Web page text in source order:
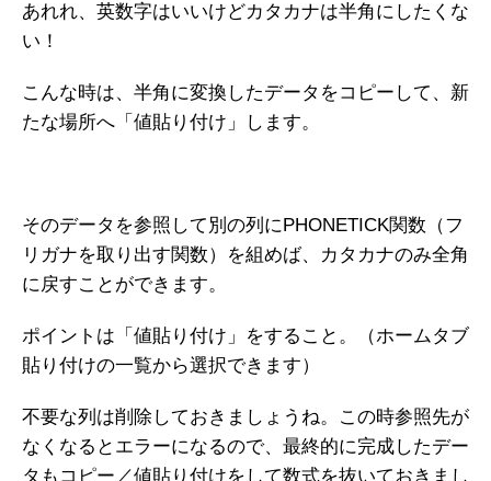
あれれ、英数字はいいけどカタカナは半角にしたくな
い！
こんな時は、半角に変換したデータをコピーして、新
たな場所へ「値貼り付け」します。
そのデータを参照して別の列にPHONETICK関数（フ
リガナを取り出す関数）を組めば、カタカナのみ全角
に戻すことができます。
ポイントは「値貼り付け」をすること。（ホームタブ
貼り付けの一覧から選択できます）
不要な列は削除しておきましょうね。この時参照先が
なくなるとエラーになるので、最終的に完成したデー
タもコピー／値貼り付けをして数式を抜いておきまし